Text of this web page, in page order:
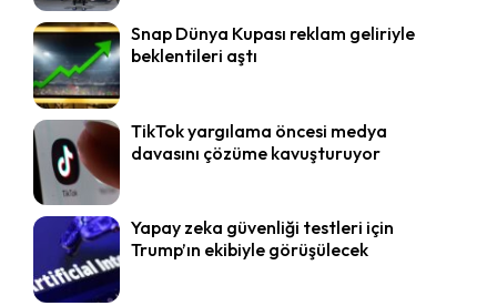
Snap Dünya Kupası reklam geliriyle
beklentileri aştı
TikTok yargılama öncesi medya
davasını çözüme kavuşturuyor
Yapay zeka güvenliği testleri için
Trump’ın ekibiyle görüşülecek